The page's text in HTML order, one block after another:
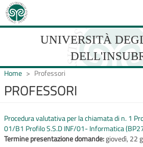
Salta
contenuto
UNIVERSITÀ
DEGLI
STUDI
Home Professori
PROFESSORI
Procedura valutativa per la chiamata di n. 1
01/B1 Profilo S.S.D INF/01- Informatica
Termine presentazione domande:giovedì, 22